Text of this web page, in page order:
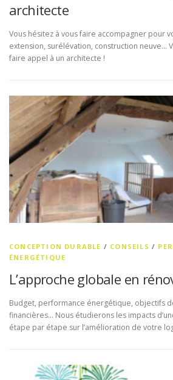
architecte
Vous hésitez à vous faire accompagner pour
extension, surélévation, construction neuve…
faire appel à un architecte !
CONCEPTION DURABLE / CONSEILS /
ÉNERGÉTIQUE
L’approche globale en
Budget, performance énergétique, objectifs
financières… Nous étudierons les impacts
étape par étape sur l’amélioration de votre